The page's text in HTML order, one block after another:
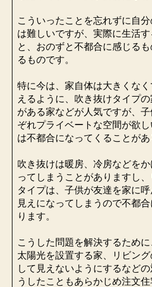
こういったことを忘れずに自
は難しいですが、実際に生活
と、おのずと不都合に感じる
るものです。
特に今は、家自体は大きくな
えるように、吹き抜けタイプ
がある家などが人気ですが、
ぞれプライベートな空間が欲
は不都合になってくることがあ
吹き抜けは暖房、冷房などを
ってしまうことがありますし
タイプは、子供が友達を家に
見えになってしまうので不都
ります。
こうした問題を解決するため
太陽光を設置する家、リビン
して見えないようにするなど
うしたこともあらかじめ注文